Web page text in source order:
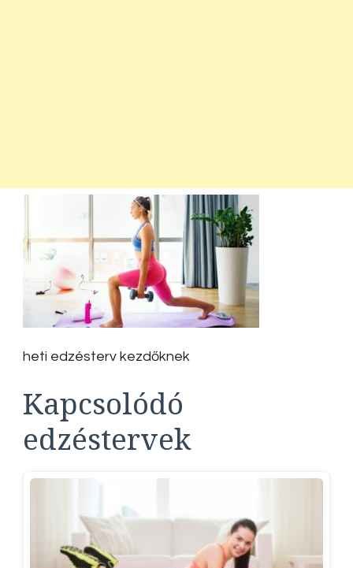
heti edzésterv kezdőknek
Kapcsolódó
edzéstervek